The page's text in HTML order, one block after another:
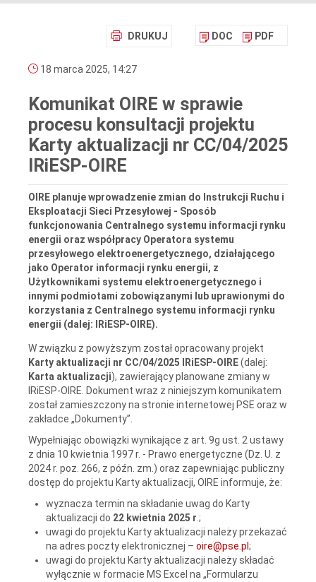
DRUKUJ DOC PDF
18 marca 2025, 14:27
Komunikat OIRE w sprawie
procesu konsultacji projektu
Karty aktualizacji nr CC/04/2025
IRiESP-OIRE
OIRE planuje wprowadzenie zmian do Instrukcji Ruchu i
Eksploatacji Sieci Przesyłowej - Sposób
funkcjonowania Centralnego systemu informacji rynku
energii oraz współpracy Operatora systemu
przesyłowego elektroenergetycznego, działającego
jako Operator informacji rynku energii, z
Użytkownikami systemu elektroenergetycznego i
innymi podmiotami zobowiązanymi lub uprawionymi do
korzystania z Centralnego systemu informacji rynku
energii (dalej: IRiESP-OIRE).
W związku z powyższym został opracowany projekt
Karty aktualizacji nr CC/04/2025 IRiESP-OIRE(dalej:
Karta aktualizacji), zawierający planowane zmiany w
IRiESP-OIRE. Dokument wraz z niniejszym komunikatem
został zamieszczony na stronie internetowej PSE oraz w
zakładce „Dokumenty”.
Wypełniając obowiązki wynikające z art. 9g ust. 2 ustawy
z dnia 10 kwietnia 1997 r. - Prawo energetyczne (Dz. U. z
2024 r. poz. 266, z późn. zm.) oraz zapewniając publiczny
dostęp do projektu Karty aktualizacji, OIRE informuje, że:
wyznacza termin na składanie uwag do Karty
aktualizacji do 22 kwietnia 2025 r.;
uwagi do projektu Karty aktualizacji należy przekazać
na adres poczty elektronicznej – oire@pse.pl ;
uwagi do projektu Karty aktualizacji należy składać
wyłącznie w formacie MS Excel na „Formularzu